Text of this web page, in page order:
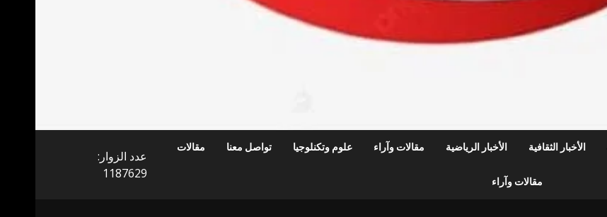
الأخبار الثقافية الأخبار الرياضية مقالات وآراء علوم وتكنلوجيا تواصل معنا مقالات
مقالات وآراء
عدد الزوار:
1187629